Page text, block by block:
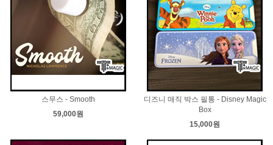
스무스 - Smooth
59,000원
디즈니 매직 박스 필통 - Disney Magic
Box
15,000원